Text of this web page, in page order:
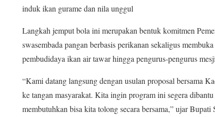
induk ikan gurame dan nila unggul
Langkah jemput bola ini merupakan bentuk komitmen
swasembada pangan berbasis perikanan sekaligus
pembudidaya ikan air tawar hingga pengurus-pengurus
“Kami datang langsung dengan usulan proposal bersama
ke tangan masyarakat. Kita ingin program ini segera
membutuhkan bisa kita tolong secara bersama,” ujar